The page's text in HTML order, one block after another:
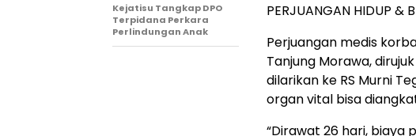
PERJUANGAN HIDUP &
Perjuangan medis
Tanjung Morawa,
dilarikan ke RS Murni
organ vital bisa
“Dirawat 26 hari, biaya
Kejatisu Tangkap DPO
Terpidana Perkara
Perlindungan Anak